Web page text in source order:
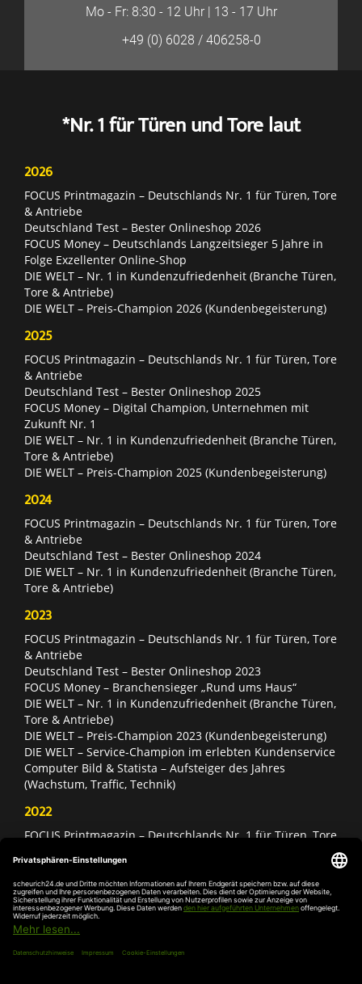
Mo - Fr: 8:30 - 12 Uhr | 13 - 17 Uhr
+49 (0) 6028 / 406258-0
*Nr. 1 für Türen und Tore laut
2026
FOCUS Printmagazin – Deutschlands Nr. 1 für Türen, Tore
& Antriebe
Deutschland Test – Bester Onlineshop 2026
FOCUS Money – Deutschlands Langzeitsieger 5 Jahre in
Folge Exzellenter Online-Shop
DIE WELT – Nr. 1 in Kundenzufriedenheit (Branche Türen,
Tore & Antriebe)
DIE WELT – Preis-Champion 2026 (Kundenbegeisterung)
2025
FOCUS Printmagazin – Deutschlands Nr. 1 für Türen, Tore
& Antriebe
Deutschland Test – Bester Onlineshop 2025
FOCUS Money – Digital Champion, Unternehmen mit
Zukunft Nr. 1
DIE WELT – Nr. 1 in Kundenzufriedenheit (Branche Türen,
Tore & Antriebe)
DIE WELT – Preis-Champion 2025 (Kundenbegeisterung)
2024
FOCUS Printmagazin – Deutschlands Nr. 1 für Türen, Tore
& Antriebe
Deutschland Test – Bester Onlineshop 2024
DIE WELT – Nr. 1 in Kundenzufriedenheit (Branche Türen,
Tore & Antriebe)
2023
FOCUS Printmagazin – Deutschlands Nr. 1 für Türen, Tore
& Antriebe
Deutschland Test – Bester Onlineshop 2023
FOCUS Money – Branchensieger „Rund ums Haus“
DIE WELT – Nr. 1 in Kundenzufriedenheit (Branche Türen,
Tore & Antriebe)
DIE WELT – Preis-Champion 2023 (Kundenbegeisterung)
DIE WELT – Service-Champion im erlebten Kundenservice
Computer Bild & Statista – Aufsteiger des Jahres
(Wachstum, Traffic, Technik)
2022
FOCUS Printmagazin – Deutschlands Nr. 1 für Türen, Tore
Deutschland Test – Bester Onlineshop 2022
FOCUS Money – Branchensieger „Rund ums Haus“
DIE WELT – Service-Champion im erlebten Kundenservice
DIE WELT – Branchengewinner Gold-Rang (Türen, Tore &
Antriebe)